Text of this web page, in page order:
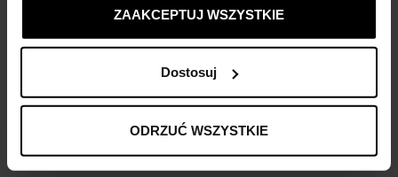
ZAAKCEPTUJ WSZYSTKIE
Dostosuj
ODRZUĆ WSZYSTKIE
Produkt partnerskiMoliera2
Opis produktu
Materiał